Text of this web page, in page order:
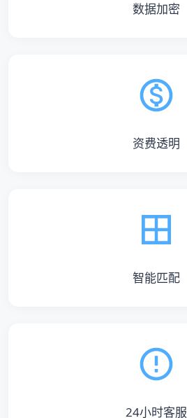
数据加密
资费透明
智能匹配
24小时客服